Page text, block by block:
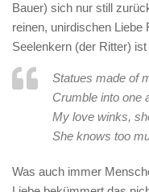
Bauer) sich nur still
reinen, unirdischen
Seelenkern (der Ritter)
Statues made of
Crumble into one
My love winks,
She knows too
Was auch immer